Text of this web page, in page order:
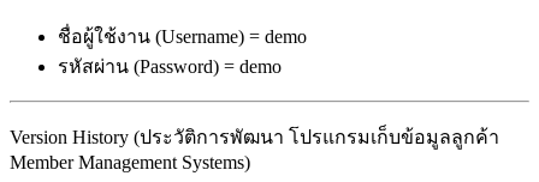
ชื่อผู้ใช้งาน (Username) = demo
รหัสผ่าน (Password) = demo
Version History (ประวัติการพัฒนา โปรแกรมเก็บข้อมูลลูกค้า
Member Management Systems)